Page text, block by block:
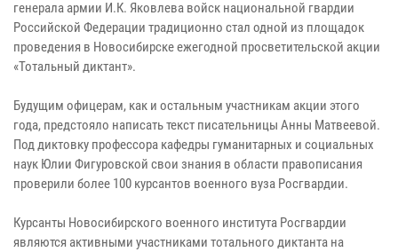
генерала армии И.К. Яковлева войск национальной гвардии
Российской Федерации традиционно стал одной из площадок
проведения в Новосибирске ежегодной просветительской акции
«Тотальный диктант».
Будущим офицерам, как и остальным участникам акции этого
года, предстояло написать текст писательницы Анны Матвеевой.
Под диктовку профессора кафедры гуманитарных и социальных
наук Юлии Фигуровской свои знания в области правописания
проверили более 100 курсантов военного вуза Росгвардии.
Курсанты Новосибирского военного института Росгвардии
являются активными участниками тотального диктанта на